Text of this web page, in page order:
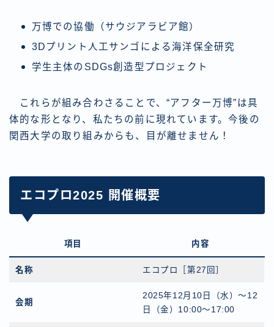
万博での協働（サウジアラビア館）
3Dプリント人工サンゴによる海洋保全研究
学生主体のSDGs創造型プロジェクト
これらが組み合わさることで、“アフター万博”は具
体的な形となり、私たちの前に現れています。今後の
関西大学の取り組みからも、目が離せません！
エコプロ2025 開催概要
項目 内容
名称 エコプロ［第27回］
会期
2025年12月10日（水）〜12
日（金）10:00〜17:00